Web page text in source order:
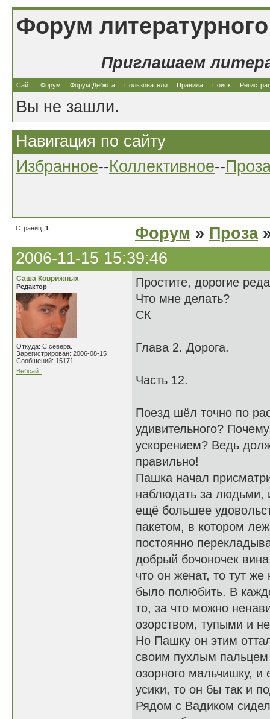
Форум
Приглашаем
Сайт Форум Форум Дебюта Пользователи Правила Поиск
Вы не зашли.
Навигация по сайту
Избранное--Коллективное--
Страниц: 1 Форум » Проза
2006-11-15 15:39:46
Саша Коврижных
Редактор
Откуда: С севера.
Зарегистрирован: 2006-08-15
Сообщений: 15171
Вебсайт
Простите, дорогие
Что мне делать?
СК
Глава 2. Дорога.
Часть 12.
Поезд шёл точно по
удивительного?
ускорением? Ведь
правильно!
Пашка начал
наблюдать за людьми,
ещё большее
пакетом, в котором
постоянно
добрый бочоночек
что он женат, то тут
было полюбить. В
то, за что можно
озорством, тупыми и
Но Пашку он этим
своим пухлым пальцем
озорного мальчишку, и
усики, то он бы так и
Рядом с Вадиком